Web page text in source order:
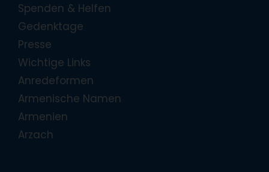
Spenden & Helfen
Gedenktage
Presse
Wichtige Links
Anredeformen
Armenische Namen
Armenien
Arzach